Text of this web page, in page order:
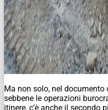
Ma non solo, nel documento
sebbene le operazioni
itinere, c’è anche il secondo